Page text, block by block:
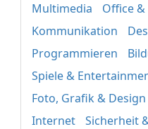
Multimedia
Office &
Kommunikation
Programmieren
Spiele &
Foto, Grafik & Design
Internet
Sicherheit